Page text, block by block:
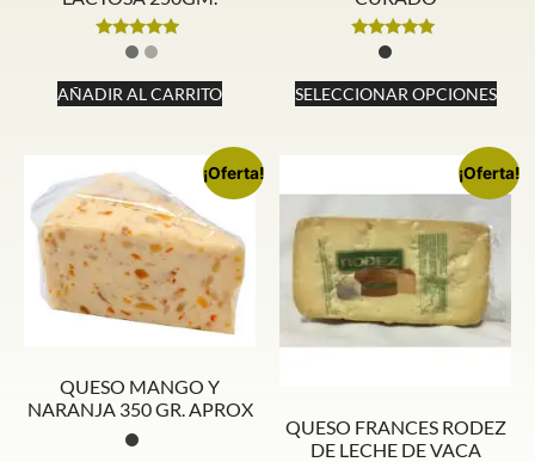
Valorado
5.00
de 5
AÑADIR AL CARRITO
Valorado
5.00
de 5
SELECCIONAR OPCIONES
¡Oferta!
QUESO MANGO Y
NARANJA 350 GR. APROX
¡Oferta!
QUESO FRANCES RODEZ
DE LECHE DE VACA